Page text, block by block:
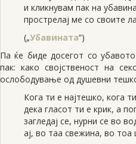
и кликнувам пак на
прострелај ме со своите
(„Убавината“)
Па ќе биде досегот со
пак: како својственост на
ослободување од душевни
Кога ти е најтешко, кога
дека гласот ти е крик, а
загледај се, нурни се во
ај, во таа свежина, во